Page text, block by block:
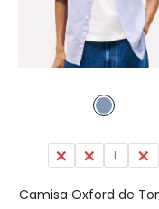
S M L XL
Camisa Oxford de